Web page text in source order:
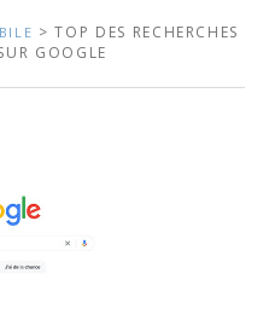
> TOP DES RECHERCHES
GOOGLE